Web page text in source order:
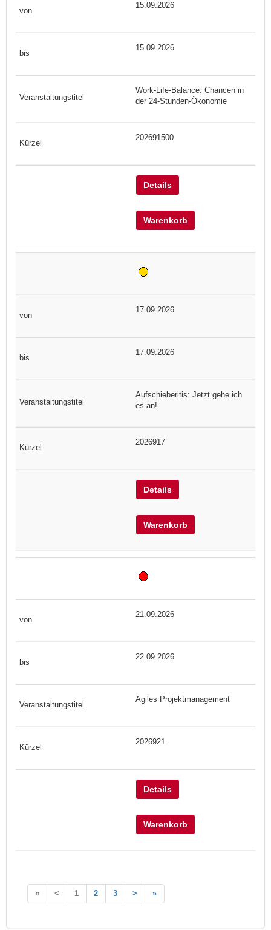
15.09.2026
15.09.2026
Work-Life-Balance: Chancen in
der 24-Stunden-Ökonomie
202691500
Details
Warenkorb
17.09.2026
17.09.2026
Aufschieberitis: Jetzt gehe ich
es an!
2026917
Details
Warenkorb
21.09.2026
22.09.2026
Agiles Projektmanagement
2026921
Details
Warenkorb
« < 1 2 3 > »